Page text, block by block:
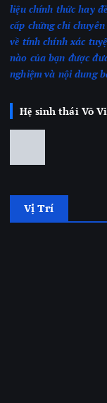
liệu chính thức hay
cấp chứng chỉ
về tính chính xác
nào của bạn được
nghiệmvà nội dung
Hệ sinh thái Võ
Vị Trí